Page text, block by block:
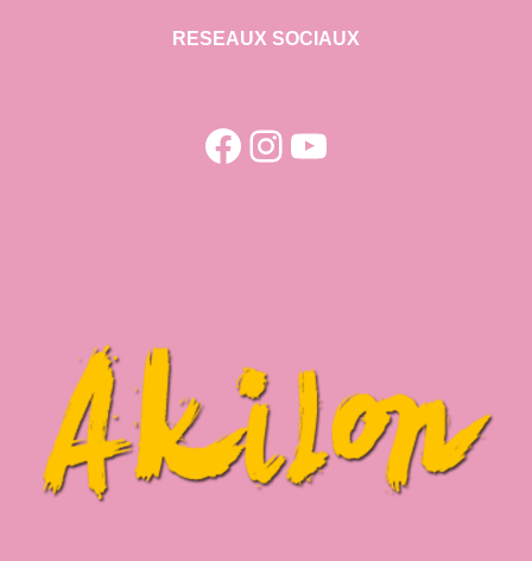
RESEAUX SOCIAUX
Facebook
Instagram
YouTube